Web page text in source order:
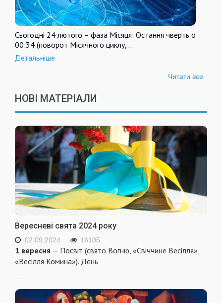
Сьогодні 24 лютого – фаза Місяця: Остання чверть о
00:34 (поворот Місячного циклу,…
Детальніше
Читати все
НОВІ МАТЕРІАЛИ
Вересневі свята 2024 року
02.09.2024 16105
1 вересня — Посвіт (свято Вогню, «Свіччине Весілля»,
«Весілля Комина»). День